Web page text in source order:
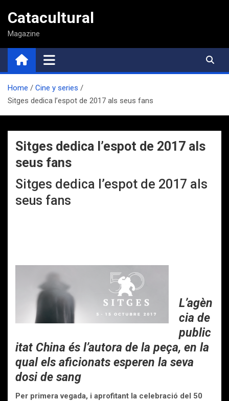
contenido
Catacultural
Magazine
Home
Cine y series
Sitges dedica l’espot de 2017 als seus fans
Sitges dedica l’espot de 2017 als
seus fans
Sitges dedica l’espot de 2017 als
seus fans
L’agèn
cia de
public
itat China és l’autora de la peça, en la
qual els aficionats esperen la seva
dosi de sang
Per primera vegada, i aprofitant la celebració del 50